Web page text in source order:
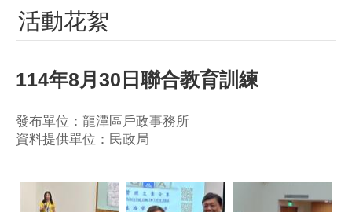
活動花絮
114年8月30日聯合教育訓練
發布單位：龍潭區戶政事務所
資料提供單位：民政局